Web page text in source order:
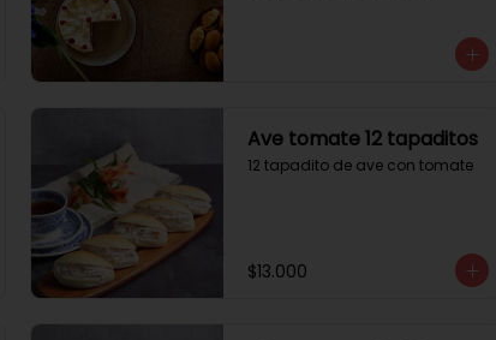
Ave tomate 12 tapaditos
12 tapadito de ave con tomate
$13.000